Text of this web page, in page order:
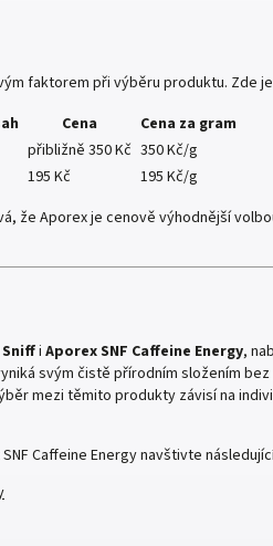
faktorem při výběru produktu. Zde
Cena
Cena za gram
přibližně 350 Kč 350 Kč/g
195 Kč
195 Kč/g
že Aporex je cenově výhodnější
i Aporex SNF Caffeine Energy,
svým čistě přírodním složením
mezi těmito produkty závisí na
Caffeine Energy navštivte